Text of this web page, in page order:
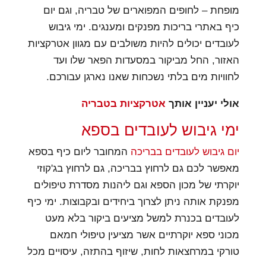
מופחת – לחופים המפוארים של טבריה, וגם יום
כיף באתרי בריכות מפנקים ומענגים. ימי גיבוש
לעובדים יכולים להיות משולבים עם מגוון אטרקציות
האזור, החל מביקור במסעדות הפאר שלו ועד
לחוויות מים בלתי נשכחות שאנו נארגן עבורכם.
אולי יעניין אותך אטרקציות בטבריה
ימי גיבוש לעובדים בספא
יום גיבוש לעובדים בבריכה המחובר ליום כיף בספא
מאפשר לכם גם לרחוץ בבריכה, גם לרחוץ בג'קוזי
יוקרתי של מכון הספא וגם ליהנות מסדרת טיפולים
מפנקת אותה ניתן לצרוך ביחידים ובקבוצות. ימי כיף
לעובדים בכנרת למשל מציעים ביקור בלא מעט
מכוני ספא יוקרתיים אשר מציעין טיפולי חמאם
טורקי במרחצאות לחות, שיזוף בהתזה, עיסויים מכל